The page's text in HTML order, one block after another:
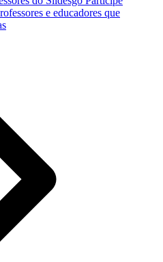
e educadores que